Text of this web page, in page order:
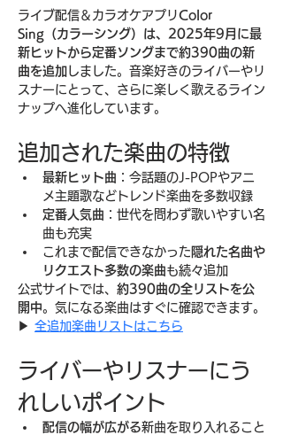
ライブ配信＆カラオケアプリColor
Sing（カラーシング）は、2025年9月に最
新ヒットから定番ソングまで約390曲の新
曲を追加 しました。音楽好きのライバーやリ
スナーにとって、さらに楽しく歌えるライン
ナップへ進化しています。
追加された楽曲の特徴
最新ヒット曲 ：今話題のJ-POPやアニ
メ主題歌などトレンド楽曲を多数収録
定番人気曲 ：世代を問わず歌いやすい名
曲も充実
これまで配信できなかった 隠れた名曲や
リクエスト多数の楽曲も続々追加
公式サイトでは、 約390曲の全リストを公
開中。気になる楽曲はすぐに確認できます。
▶︎ 全追加楽曲リストはこちら
ライバーやリスナーにう
れしいポイント
配信の幅が広がる新曲を取り入れること